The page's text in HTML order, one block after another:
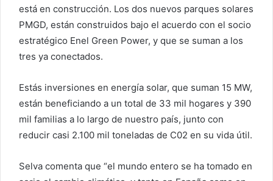
está en construcción. Los dos nuevos parques solares
PMGD, están construidos bajo el acuerdo con el socio
estratégico Enel Green Power, y que se suman a los
tres ya conectados.
Estás inversiones en energía solar, que suman 15 MW,
están beneficiando a un total de 33 mil hogares y 390
mil familias a lo largo de nuestro país, junto con
reducir casi 2.100 mil toneladas de C02 en su vida útil.
Selva comenta que “el mundo entero se ha tomado en